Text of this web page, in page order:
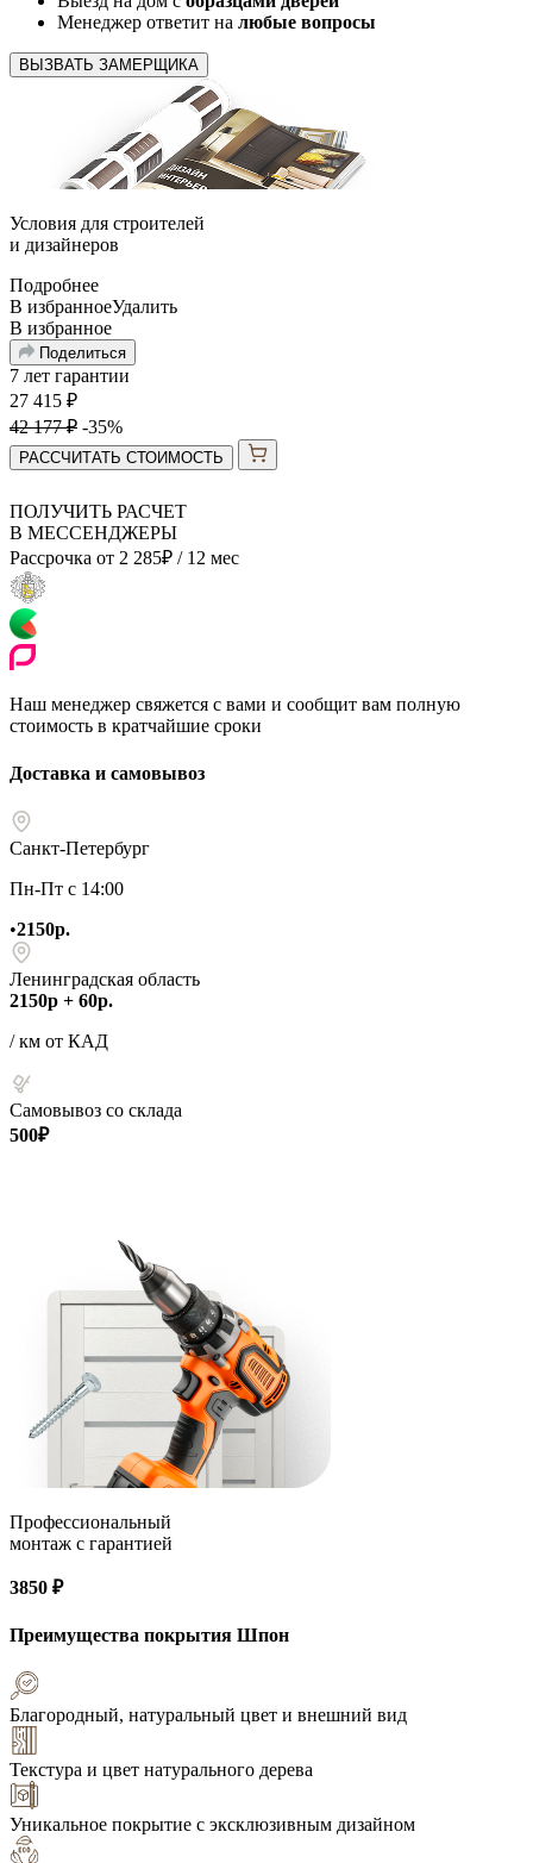
Менеджер ответит на любые вопросы
ВЫЗВАТЬ ЗАМЕРЩИКА
Условия для строителей
и дизайнеров
Подробнее
В избранноеУдалить
В избранное
Поделиться
7 лет гарантии
27 415 ₽
42 177₽ -35%
РАССЧИТАТЬ СТОИМОСТЬ
ПОЛУЧИТЬ РАСЧЕТ
В МЕССЕНДЖЕРЫ
Рассрочка от 2 285₽ / 12 мес
Наш менеджер свяжется с вами и сообщит вам полную
стоимость в кратчайшие сроки
Доставка и самовывоз
Санкт-Петербург
Пн-Пт с 14:00
•2150р.
Ленинградская область
2150р + 60р.
/ км от КАД
Самовывоз со склада
500₽
Профессиональный
монтаж с гарантией
3850 ₽
Преимущества покрытия Шпон
Благородный, натуральный цвет и внешний вид
Текстура и цвет натурального дерева
Уникальное покрытие с эксклюзивным дизайном